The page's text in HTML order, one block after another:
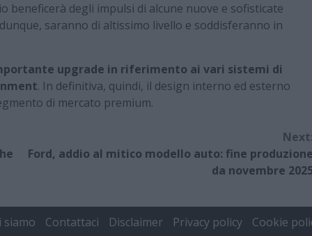
beneficerà degli impulsi di alcune nuove e sofisticate
saranno di altissimo livello e soddisferanno in
upgrade in riferimento ai vari sistemi di
. In definitiva, quindi, il design interno ed esterno
di mercato premium.
Ford, addio al mitico modello auto: fine
da novembre
siamo Contattaci Disclaimer Privacy policy Cookie